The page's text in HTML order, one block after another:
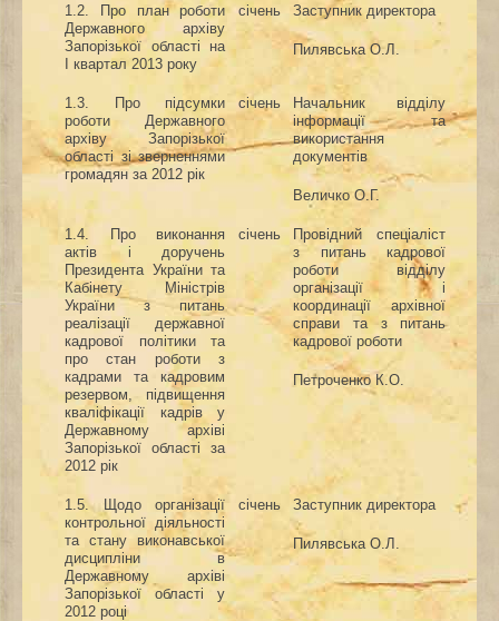
1.2. Про план роботи
Державного архіву
Запорізької області на
І квартал 2013 року
січень Заступник директора
Пилявська О.Л.
1 .3.
Про підсумки
роботи Державного
архіву Запорізької
області зі зверненнями
громадян за 2012 рік
січень
Начальник відділу
інформаціїта
використання
документів
Величко О.Г.
1.4. Про виконання
актів і доручень
Президента України та
Кабінету Міністрів
України з питань
реалізації державної
кадрової політики та
про стан роботи з
кадрами та кадровим
резервом, підвищення
кваліфікації кадрів у
Державному архіві
Запорізької області за
2012 рік
січень
Провідний спеціаліст
з питань кадрової
роботи відділу
організації і
координації архівної
справи та з питань
кадрової роботи
Петроченко К.О.
1.5. Щодо організації
контрольної діяльності
та стану виконавської
дисципліни в
Державному архіві
Запорізької області у
2012 році
січень Заступник директора
Пилявська О.Л.